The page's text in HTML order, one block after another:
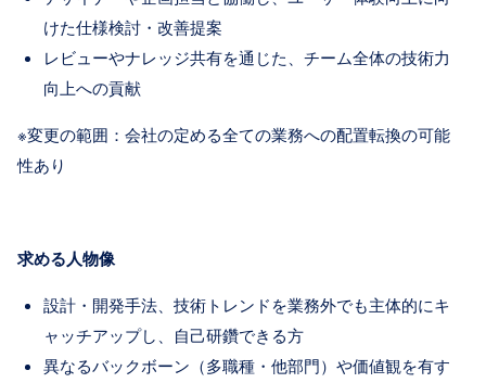
けた仕様検討・改善提案
レビューやナレッジ共有を通じた、チーム全体の技術力
向上への貢献
※変更の範囲：会社の定める全ての業務への配置転換の可能
性あり
求める人物像
設計・開発手法、技術トレンドを業務外でも主体的にキ
ャッチアップし、自己研鑽できる方
異なるバックボーン（多職種・他部門）や価値観を有す